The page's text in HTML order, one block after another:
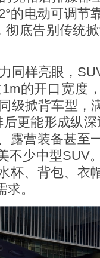
的电动可调节
彻底告别传统
同样亮眼，
的开口宽度
级掀背车型，
更能形成纵
露营装备甚至
不少中型SUV
杯、背包、衣
。